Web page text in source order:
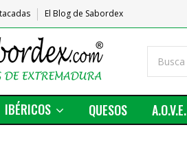
El Blog de Sabordex
IBÉRICOS QUESOS A.O.V.E.